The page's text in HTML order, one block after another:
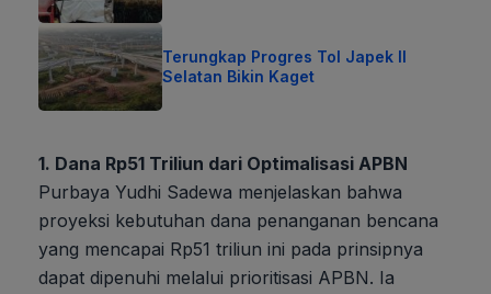
Terungkap Progres Tol Japek II
Selatan Bikin Kaget
1. Dana Rp51 Triliun dari Optimalisasi APBN
Purbaya Yudhi Sadewa menjelaskan bahwa
proyeksi kebutuhan dana penanganan bencana
yang mencapai Rp51 triliun ini pada prinsipnya
dapat dipenuhi melalui prioritisasi APBN. Ia